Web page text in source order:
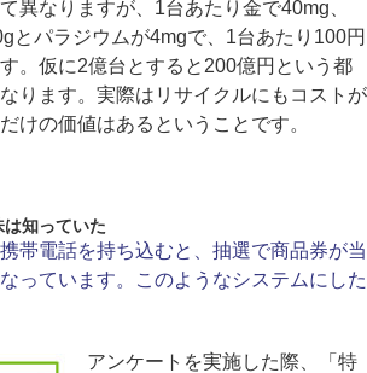
異なりますが、1台あたり金で40mg、
とパラジウムが4mgで、1台あたり100円
。仮に2億台とすると200億円という都
ります。実際はリサイクルにもコストが
けの価値はあるということです。
は知っていた
電話を持ち込むと、抽選で商品券が当
っています。このようなシステムにした
アンケートを実施した際、「特